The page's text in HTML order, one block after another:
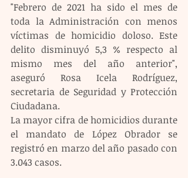
"Febrero de 2021 ha sido el mes de
toda la Administración con menos
víctimas de homicidio doloso. Este
delito disminuyó 5,3 % respecto al
mismo mes del año anterior",
aseguró Rosa Icela Rodríguez,
secretaria de Seguridad y Protección
Ciudadana.
La mayor cifra de homicidios durante
el mandato de López Obrador se
registró en marzo del año pasado con
3.043 casos.